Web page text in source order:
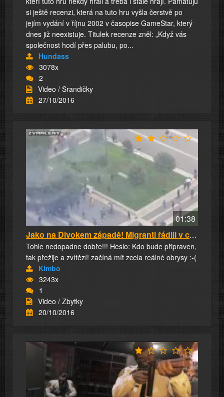
si ještě recenzi, která na tuto hru vyšla čerstvě po
jejím vydání v říjnu 2002 v časopise GameStar, který
dnes již neexistuje. Titulek recenze zněl: „Když vás
společnost hodí přes palubu, po...
Hundass
3078x
2
Video / Srandičky
27/10/2016
01:38
Jako na Divokem západě! Migranti řádili v cen...
Tohle nedopadne dobře!!! Heslo: Kdo bude připraven,
tak přežije a zvítězí! začíná mít zcela reálné obrysy :-(
Kimbo
3243x
1
Video / Zbytky
20/10/2016